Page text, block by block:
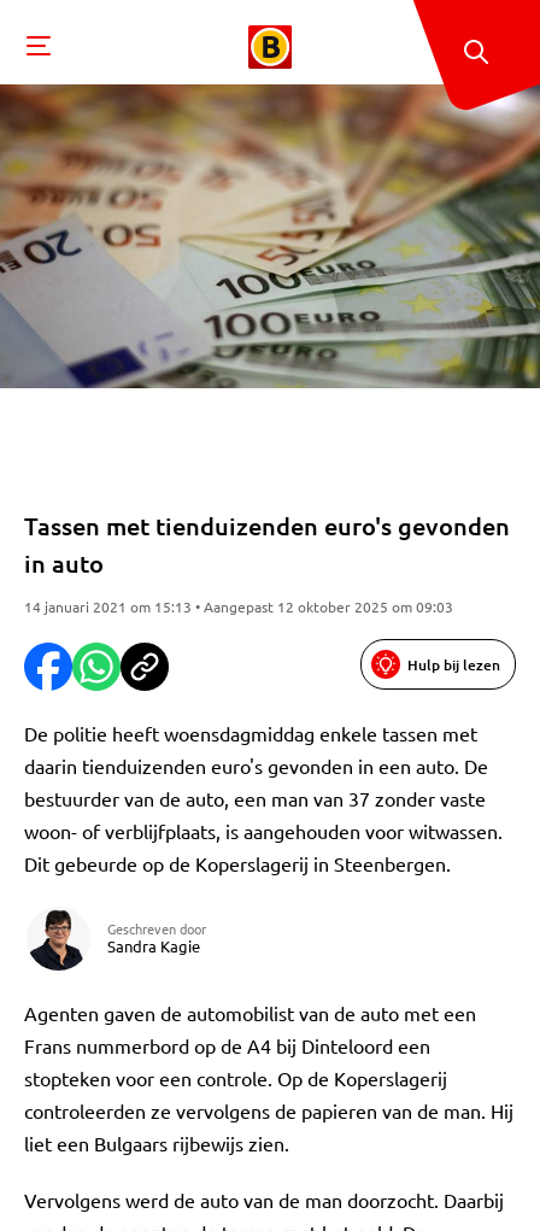
Tassen met tienduizenden euro's gevonden
in auto
14 januari 2021 om 15:13 • Aangepast 12 oktober 2025 om 09:03
Hulp bij lezen
De politie heeft woensdagmiddag enkele tassen met
daarin tienduizenden euro's gevonden in een auto. De
bestuurder van de auto, een man van 37 zonder vaste
woon- of verblijfplaats, is aangehouden voor witwassen.
Dit gebeurde op de Koperslagerij in Steenbergen.
Geschreven door
Sandra Kagie
Agenten gaven de automobilist van de auto met een
Frans nummerbord op de A4 bij Dinteloord een
stopteken voor een controle. Op de Koperslagerij
controleerden ze vervolgens de papieren van de man. Hij
liet een Bulgaars rijbewijs zien.
Vervolgens werd de auto van de man doorzocht. Daarbij